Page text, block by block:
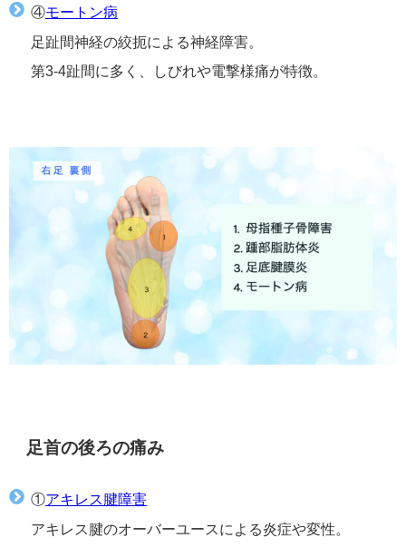
④モートン病
足趾間神経の絞扼による神経障害。
第3-4趾間に多く、しびれや電撃様痛が特徴。
足首の後ろの痛み
①アキレス腱障害
アキレス腱のオーバーユースによる炎症や変性。